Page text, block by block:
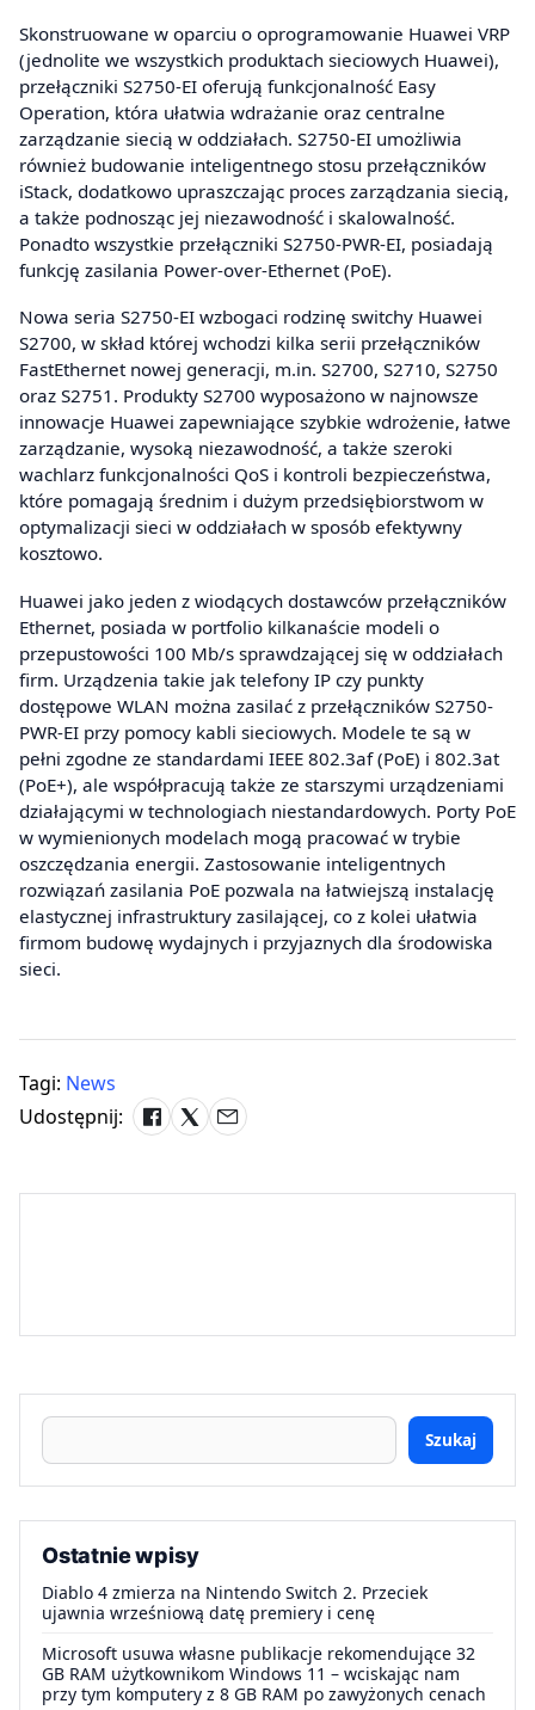
Skonstruowane w oparciu o oprogramowanie Huawei VRP
(jednolite we wszystkich produktach sieciowych Huawei),
przełączniki S2750-EI oferują funkcjonalność Easy
Operation, która ułatwia wdrażanie oraz centralne
zarządzanie siecią w oddziałach. S2750-EI umożliwia
również budowanie inteligentnego stosu przełączników
iStack, dodatkowo upraszczając proces zarządzania siecią,
a także podnosząc jej niezawodność i skalowalność.
Ponadto wszystkie przełączniki S2750-PWR-EI, posiadają
funkcję zasilania Power-over-Ethernet (PoE).
Nowa seria S2750-EI wzbogaci rodzinę switchy Huawei
S2700, w skład której wchodzi kilka serii przełączników
FastEthernet nowej generacji, m.in. S2700, S2710, S2750
oraz S2751. Produkty S2700 wyposażono w najnowsze
innowacje Huawei zapewniające szybkie wdrożenie, łatwe
zarządzanie, wysoką niezawodność, a także szeroki
wachlarz funkcjonalności QoS i kontroli bezpieczeństwa,
które pomagają średnim i dużym przedsiębiorstwom w
optymalizacji sieci w oddziałach w sposób efektywny
kosztowo.
Huawei jako jeden z wiodących dostawców przełączników
Ethernet, posiada w portfolio kilkanaście modeli o
przepustowości 100 Mb/s sprawdzającej się w oddziałach
firm. Urządzenia takie jak telefony IP czy punkty
dostępowe WLAN można zasilać z przełączników S2750-
PWR-EI przy pomocy kabli sieciowych. Modele te są w
pełni zgodne ze standardami IEEE 802.3af (PoE) i 802.3at
(PoE+), ale współpracują także ze starszymi urządzeniami
działającymi w technologiach niestandardowych. Porty PoE
w wymienionych modelach mogą pracować w trybie
oszczędzania energii. Zastosowanie inteligentnych
rozwiązań zasilania PoE pozwala na łatwiejszą instalację
elastycznej infrastruktury zasilającej, co z kolei ułatwia
firmom budowę wydajnych i przyjaznych dla środowiska
sieci.
Tagi: News
Udostępnij:
Szukaj
Ostatnie wpisy
Diablo 4 zmierza na Nintendo Switch 2. Przeciek
ujawnia wrześniową datę premiery i cenę
Microsoft usuwa własne publikacje rekomendujące 32
GB RAM użytkownikom Windows 11 – wciskając nam
przy tym komputery z 8 GB RAM po zawyżonych cenach